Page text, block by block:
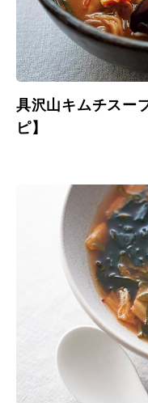
具沢山キムチスー
ピ】